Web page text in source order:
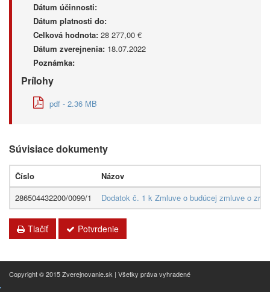
Dátum účinnosti:
Dátum platnosti do:
Celková hodnota: 28 277,00 €
Dátum zverejnenia: 18.07.2022
Poznámka:
Prílohy
pdf - 2.36 MB
Súvisiace dokumenty
Číslo
Názov
286504432200/0099/1
Dodatok č. 1 k Zmluve o budúcej zmluve o
Tlačiť Potvrdenie
Copyright © 2015 Zverejnovanie.sk | Všetky práva vyhradené